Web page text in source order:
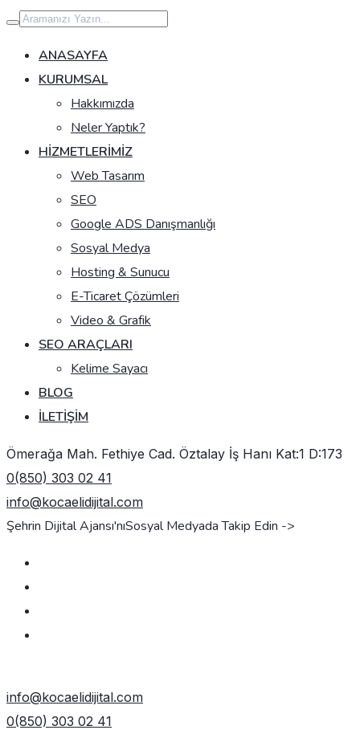
İçeriğe
geç
ANASAYFA
KURUMSAL
Hakkımızda
Neler Yaptık?
HIZMETLERIMIZ
Web Tasarım
SEO
Google ADS Danışmanlığı
Sosyal Medya
Hosting & Sunucu
E-Ticaret Çözümleri
Video & Grafik
SEO ARAÇLARI
Kelime Sayacı
BLOG
İLETIŞIM
Ömerağa Mah. Fethiye Cad. Öztalay İş Hanı Kat:1 D:173
0(850) 303 02 41
info@kocaelidijital.com
Şehrin Dijital Ajansı'nıSosyal Medyada Takip Edin ->
info@kocaelidijital.com
0(850) 303 02 41